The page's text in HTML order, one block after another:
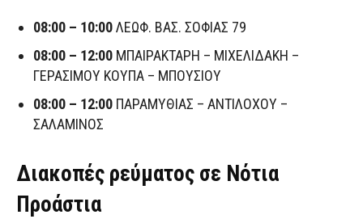
08:00 – 10:00ΛΕΩΦ. ΒΑΣ. ΣΟΦΙΑΣ 79
08:00 – 12:00 ΜΠΑΙΡΑΚΤΑΡΗ – ΜΙΧΕΛΙΔΑΚΗ –
ΓΕΡΑΣΙΜΟΥ ΚΟΥΠΑ – ΜΠΟΥΣΙΟΥ
08:00 – 12:00 ΠΑΡΑΜΥΘΙΑΣ – ΑΝΤΙΛΟΧΟΥ –
ΣΑΛΑΜΙΝΟΣ
Διακοπές ρεύματος σε Νότια
Προάστια